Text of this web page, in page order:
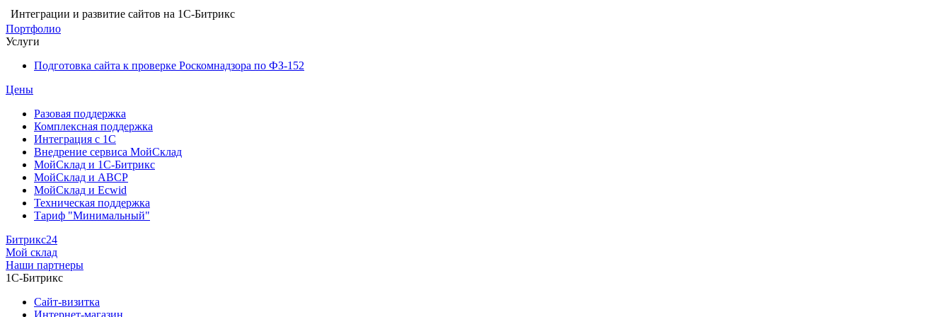
Интеграции и развитие сайтов на 1С-Битрикс
Портфолио
Услуги
Подготовка сайта к проверке Роскомнадзора по ФЗ-152
Цены
Разовая поддержка
Комплексная поддержка
Интеграция с 1С
Внедрение сервиса МойСклад
МойСклад и 1С-Битрикс
МойСклад и ABCP
МойСклад и Ecwid
Техническая поддержка
Тариф "Минимальный"
Битрикс24
Мой склад
Наши партнеры
1С-Битрикс
Сайт-визитка
Интернет-магазин